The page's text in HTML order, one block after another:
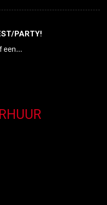
PARTY!
een…